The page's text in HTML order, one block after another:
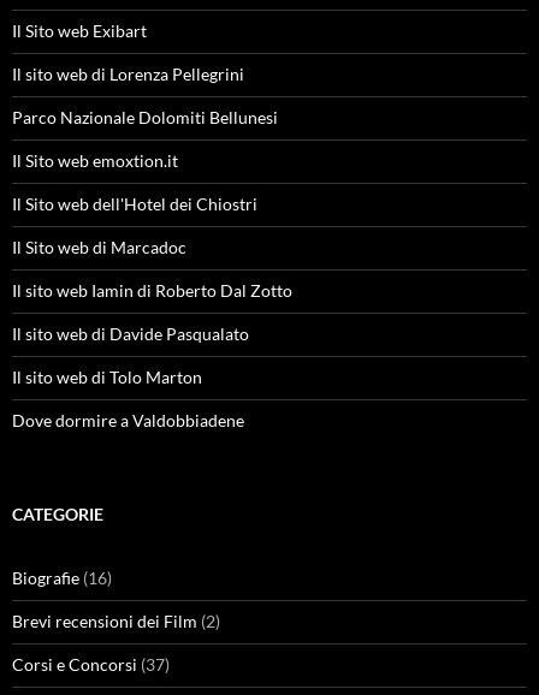
Il Sito web Exibart
Il sito web di Lorenza Pellegrini
Parco Nazionale Dolomiti Bellunesi
Il Sito web emoxtion.it
Il Sito web dell'Hotel dei Chiostri
Il Sito web di Marcadoc
Il sito web Iamin di Roberto Dal Zotto
Il sito web di Davide Pasqualato
Il sito web di Tolo Marton
Dove dormire a Valdobbiadene
CATEGORIE
Biografie (16)
Brevi recensioni dei Film (2)
Corsi e Concorsi (37)